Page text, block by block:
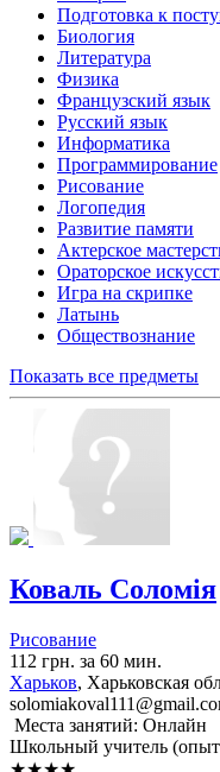
Подготовка к
Биология
Литература
Физика
Французский язык
Русский язык
Информатика
Программирование
Рисование
Логопедия
Развитие памяти
Актерское
Ораторское
Игра на скрипке
Латынь
Обществознание
Показать все предметы
Коваль Соломія
Рисование
112 грн. за 60 мин.
Харьков, Харьковская
Места занятий: Онлайн
Школьный учитель (опыт